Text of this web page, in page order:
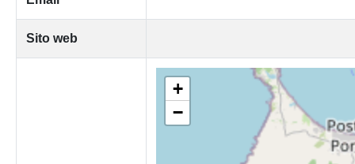
Sito web
+
−